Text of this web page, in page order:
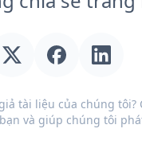
tài liệu của chúng tôi?
và giúp chúng tôi